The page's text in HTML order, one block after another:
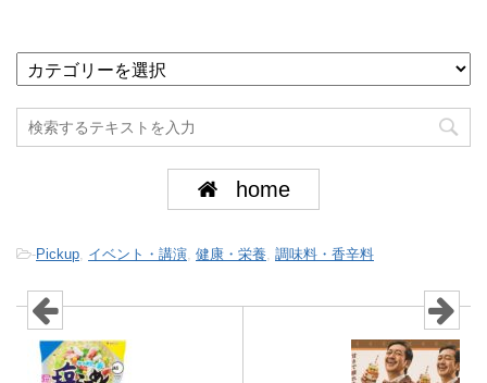
home
-Pickup イベント・講演 健康・栄養 調味料・香辛料